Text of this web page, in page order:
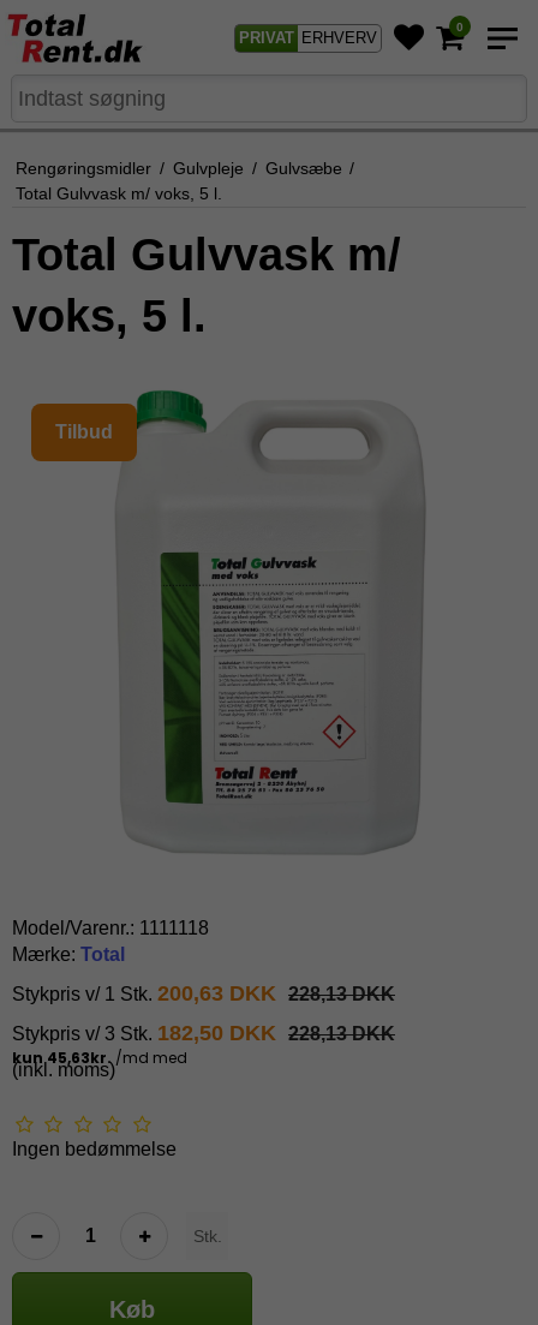
PRIVAT ERHVERV
0
Rengøringsmidler / Gulvpleje / Gulvsæbe /
Total Gulvvask m/ voks, 5 l.
Total Gulvvask m/
voks, 5 l.
Tilbud
Model/Varenr.: 1111118
Mærke: Total
Stykpris v/ 1 Stk. 200,63 DKK 228,13 DKK
Stykpris v/ 3 Stk. 182,50 DKK 228,13 DKK
(inkl. moms)
Ingen bedømmelse
Stk.
Køb